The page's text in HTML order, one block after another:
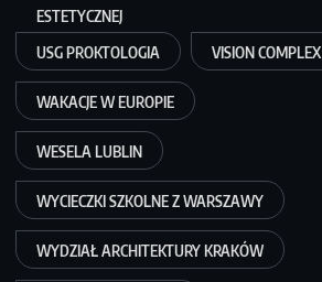
ESTETYCZNEJ
USG PROKTOLOGIA
VISION COMPLEX
WAKACJE W EUROPIE
WESELA LUBLIN
WYCIECZKI SZKOLNE Z WARSZAWY
WYDZIAŁ ARCHITEKTURY KRAKÓW